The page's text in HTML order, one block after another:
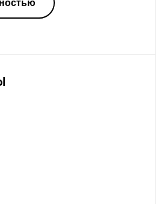
и мира в целом. Также в